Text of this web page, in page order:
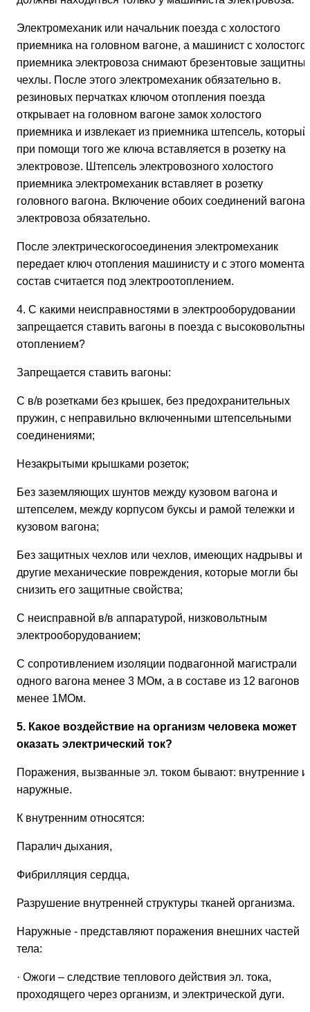
Электромеханик или начальник поезда с холостого
приемника на головном вагоне, а машинист с холостого
приемника электровоза снимают брезентовые
чехлы. После этого электромеханик обязательно в.
резиновых перчатках ключом отопления поезда
открывает на головном вагоне замок холостого
приемника и извлекает из приемника штепсель, который
при помощи того же ключа вставляется в розетку на
электровозе. Штепсель электровозного холостого
приемника электромеханик вставляет в розетку
головного вагона. Включение обоих соединений вагона
электровоза обязательно.
После электрическогосоединения электромеханик
передает ключ отопления машинисту и с этого момента
состав считается под электроотоплением.
4. С какими неисправностями в электрооборудовании
запрещается ставить вагоны в поезда с
отоплением?
Запрещается ставить вагоны:
С в/в розетками без крышек, без предохранительных
пружин, с неправильно включенными штепсельными
соединениями;
Незакрытыми крышками розеток;
Без заземляющих шунтов между кузовом вагона и
штепселем, между корпусом буксы и рамой тележки и
кузовом вагона;
Без защитных чехлов или чехлов, имеющих надрывы и
другие механические повреждения, которые могли бы
снизить его защитные свойства;
С неисправной в/в аппаратурой, низковольтным
электрооборудованием;
С сопротивлением изоляции подвагонной магистрали
одного вагона менее 3 МОм, а в составе из 12 вагонов
менее 1МОм.
5. Какое воздействие на организм человека может
оказать электрический ток?
Поражения, вызванные эл. током бывают: внутренние и
наружные.
К внутренним относятся:
Паралич дыхания,
Фибрилляция сердца,
Разрушение внутренней структуры тканей организма.
Наружные - представляют поражения внешних частей
тела:
· Ожоги – следствие теплового действия эл. тока,
проходящего через организм, и электрической дуги.